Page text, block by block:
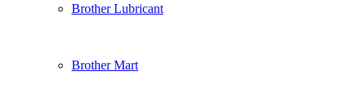
Brother Lubricant
Brother Mart